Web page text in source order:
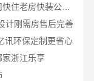
同城快装（湖北）科技有限公司快住老房快装公司工期保障
计刚需房售后完善
讯环保定制更省心
家浙江乐享